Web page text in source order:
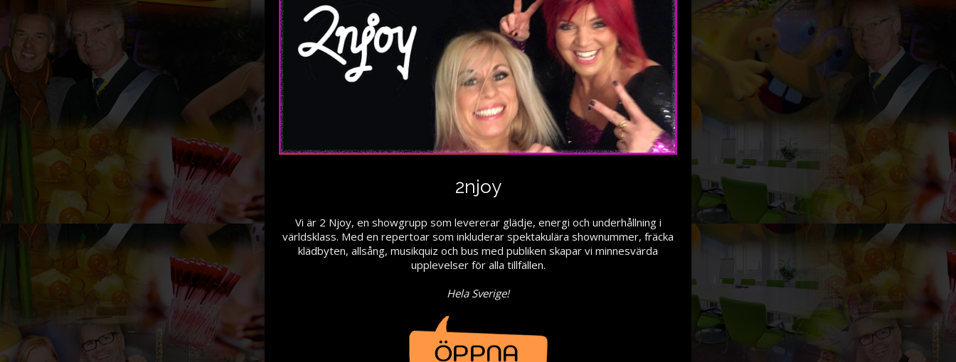
2njoy
Vi är 2 Njoy, en showgrupp som levererar glädje, energi och underhållning i
världsklass. Med en repertoar som inkluderar spektakulära shownummer, fräcka
klädbyten, allsång, musikquiz och bus med publiken skapar vi minnesvärda
upplevelser för alla tillfällen.
Hela Sverige!